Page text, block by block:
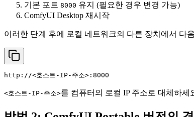
기본 포트 8000 유지 (필요한 경우 변경 가능)
ComfyUI Desktop 재시작
이러한 단계 후에 로컬 네트워크의 다른 장치에서 다
http://<호스트-IP-주소>:8000
<호스트-IP-주소>를 컴퓨터의 로컬 IP 주소로 대체하세